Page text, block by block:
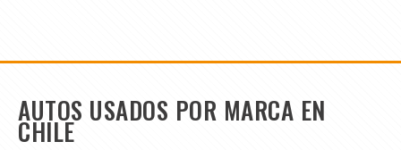
AUTOS USADOS POR MARCA EN
CHILE